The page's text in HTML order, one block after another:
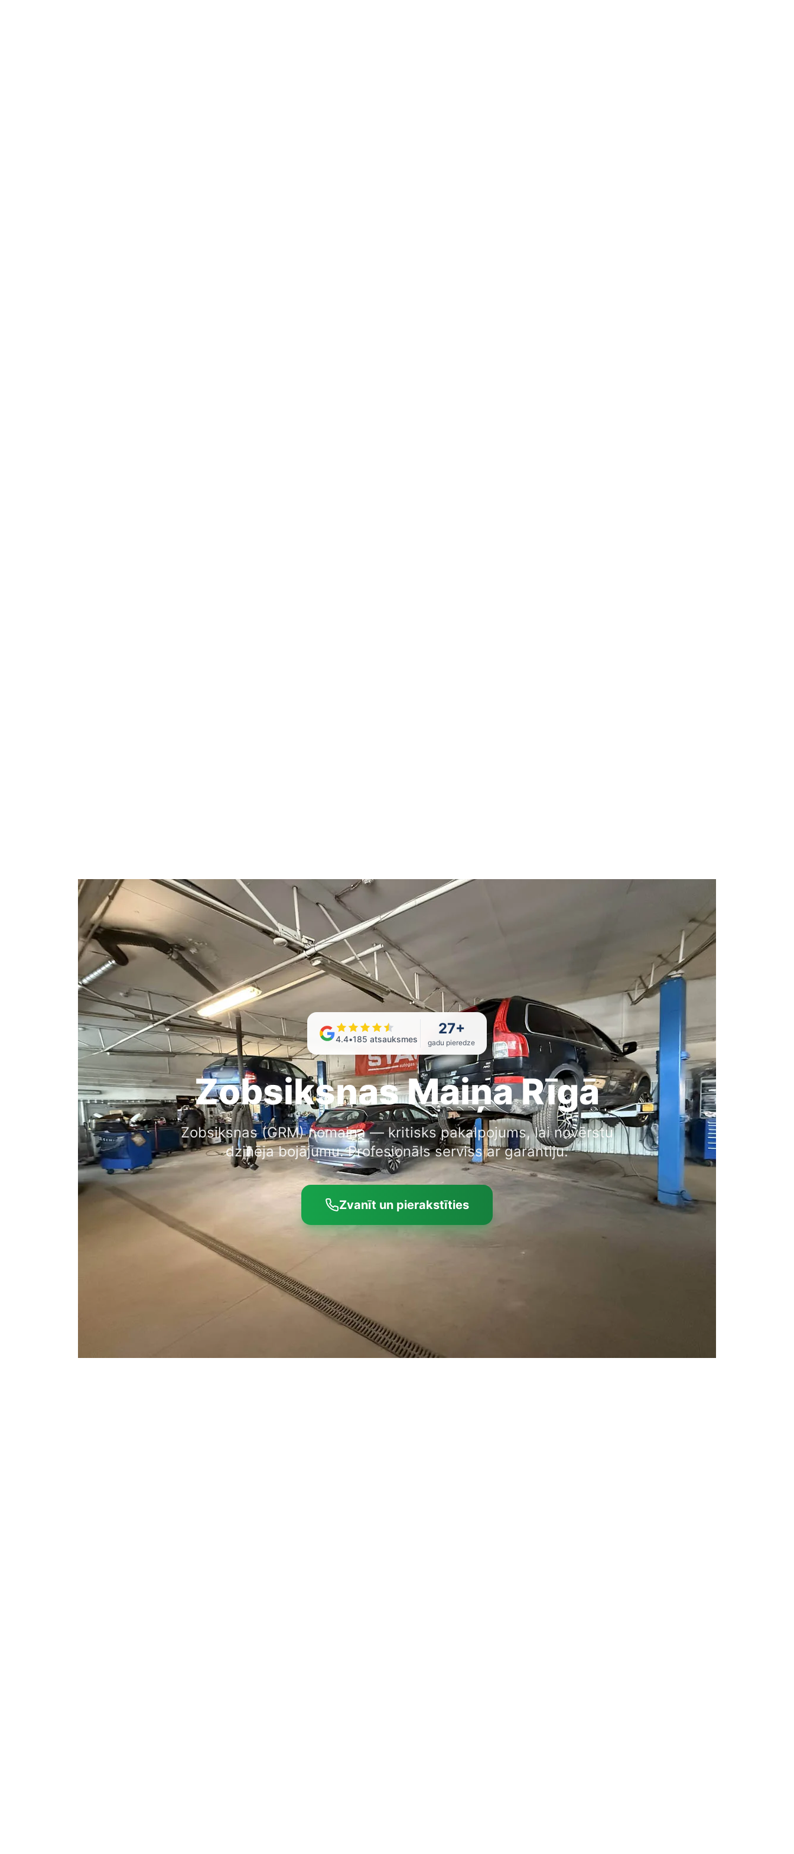
4.4•185 atsauksmes
27+
gadu pieredze
Zobsiksnas Maiņa Rīgā
Zobsiksnas (GRM) nomaiņa — kritisks pakalpojums, lai novērstu
dzinēja bojājumu. Profesionāls serviss ar garantiju.
Zvanīt un pierakstīties